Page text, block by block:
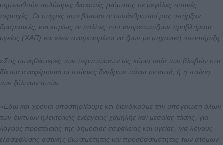
σημειωθούν πολύωρες διακοπές ρεύματος σε μεγάλες αστικές
περιοχές. Οι στιγμές που βίωσαν οι συνάνθρωποί μας υπήρξαν
δραματικές, και κυρίως οι πολίτες που αντιμετωπίζουν προβλήματα
υγείας (ΧΑΠ) και είναι αναγκασμένοι να ζουν με μηχανική υποστήριξη.
»Στις συνηθέστερες των περιπτώσεων ως κύρια αιτία των βλαβών στα
δίκτυα αναφέρονται οι πτώσεις δένδρων πάνω σε αυτά, ή η πτώση
των ξύλινων ιστών.
»Εδώ και χρόνια υποστηρίζουμε και διεκδικούμε την υπογείωση όλων
των δικτύων ηλεκτρικής ενέργειας χαμηλής και μεσαίας τάσης, για
λόγους προστασίας της δημόσιας ασφάλειας και υγείας, για λόγους
εξασφάλισης αστικής βιωσιμότητας και προσβασιμότητας των ατόμων